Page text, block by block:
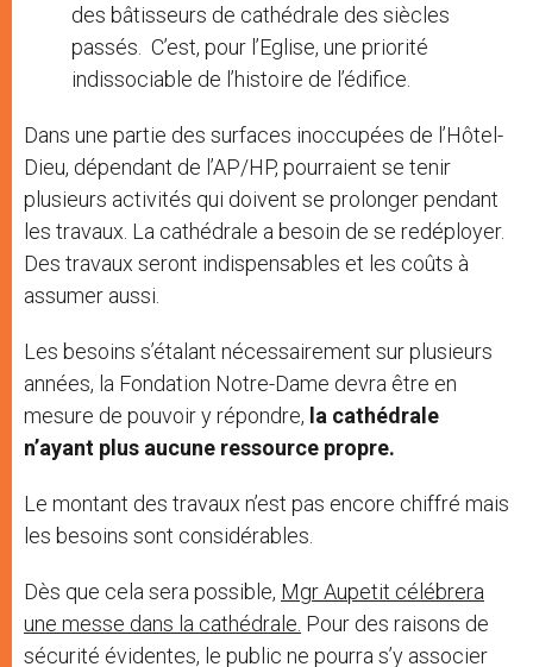
des bâtisseurs de cathédrale des siècles
passés. C’est, pour l’Eglise, une priorité
indissociable de l’histoire de l’édifice.
Dans une partie des surfaces inoccupées de l’Hôtel-
Dieu, dépendant de l’AP/HP, pourraient se tenir
plusieurs activités qui doivent se prolonger pendant
les travaux. La cathédrale a besoin de se redéployer.
Des travaux seront indispensables et les coûts à
assumer aussi.
Les besoins s’étalant nécessairement sur plusieurs
années, la Fondation Notre-Dame devra être en
mesure de pouvoir y répondre, la cathédrale
n’ayant plus aucune ressource propre.
Le montant des travaux n’est pas encore chiffré mais
les besoins sont considérables.
Dès que cela sera possible, Mgr Aupetit célébrera
une messe dans la cathédrale. Pour des raisons de
sécurité évidentes, le public ne pourra s’y associer